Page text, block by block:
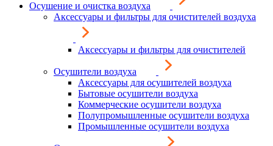
Осушение и очистка воздуха
Аксессуары и фильтры для очистителей воздуха
Аксессуары и фильтры для очистителей
Осушители воздуха
Аксессуары для осушителей воздуха
Бытовые осушители воздуха
Коммерческие осушители воздуха
Полупромышленные осушители воздуха
Промышленные осушители воздуха